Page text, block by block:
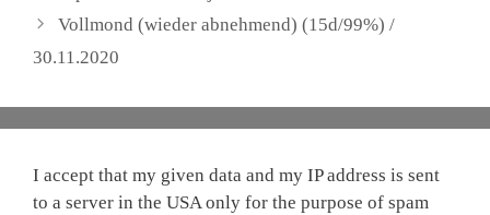
Vollmond (wieder abnehmend) (15d/99%) /
30.11.2020
I accept that my given data and my IP address is sent
to a server in the USA only for the purpose of spam